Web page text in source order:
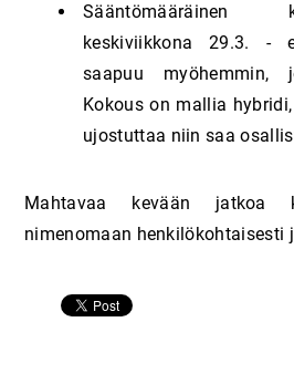
Sääntömääräinen
keskiviikkona 29.3. -
saapuu myöhemmin,
Kokous on mallia
ujostuttaa niin saa
Mahtavaa kevään jatkoa
nimenomaan henkilökohtaisesti